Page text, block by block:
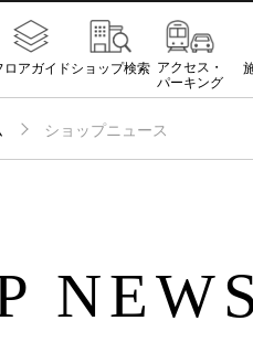
ロアガイドショップ検索 アクセス・
パーキング
ショップニュース